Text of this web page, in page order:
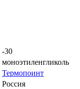
-30
моноэтиленгликоль
Термопоинт
Россия